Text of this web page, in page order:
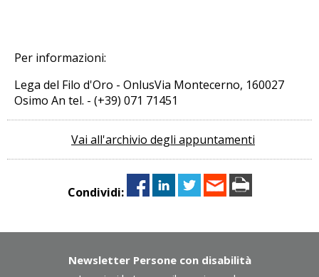
Per informazioni:
Lega del Filo d'Oro - OnlusVia Montecerno, 160027
Osimo An tel. - (+39) 071 71451
Vai all'archivio degli appuntamenti
Condividi:
Newsletter Persone con disabilità